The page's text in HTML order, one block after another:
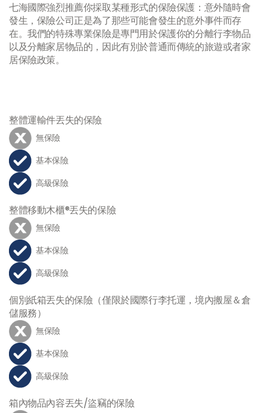
七海國際強烈推薦你採取某種形式的保險保護：意外隨時會
發生，保險公司正是為了那些可能會發生的意外事件而存
在。我們的特殊專業保險是專門用於保護你的分離行李物品
以及分離家居物品的，因此有別於普通而傳統的旅遊或者家
居保險政策。
整體運輸件丟失的保險
無保險
基本保險
高級保險
整體移動木櫃®丟失的保險
無保險
基本保險
高級保險
個別紙箱丟失的保險（僅限於國際行李托運，境內搬屋＆倉
儲服務）
無保險
基本保險
高級保險
箱內物品內容丟失/盜竊的保險